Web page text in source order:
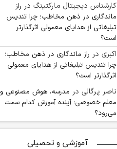
کارشناس دیجیتال مارکتینگ در راز
ماندگاری در ذهن مخاطب؛ چرا تندیس
تبلیغاتی از هدایای معمولی اثرگذارتر
است؟
اکبری در راز ماندگاری در ذهن مخاطب؛
چرا تندیس تبلیغاتی از هدایای معمولی
اثرگذارتر است؟
ناصر پرگالی در مدرسه، هوش مصنوعی و
معلم خصوصی؛ آینده آموزش کدام سمت
می‌رود؟
آموزشی و تحصیلی